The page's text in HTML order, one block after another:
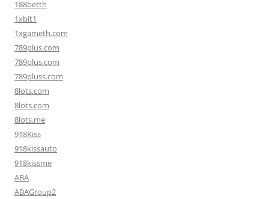
188betth
1xbit1
1xgameth.com
789plus.com
789plus.com
789pluss.com
8lots.com
8lots.com
8lots.me
918Kiss
918kissauto
918kissme
ABA
ABAGroup2